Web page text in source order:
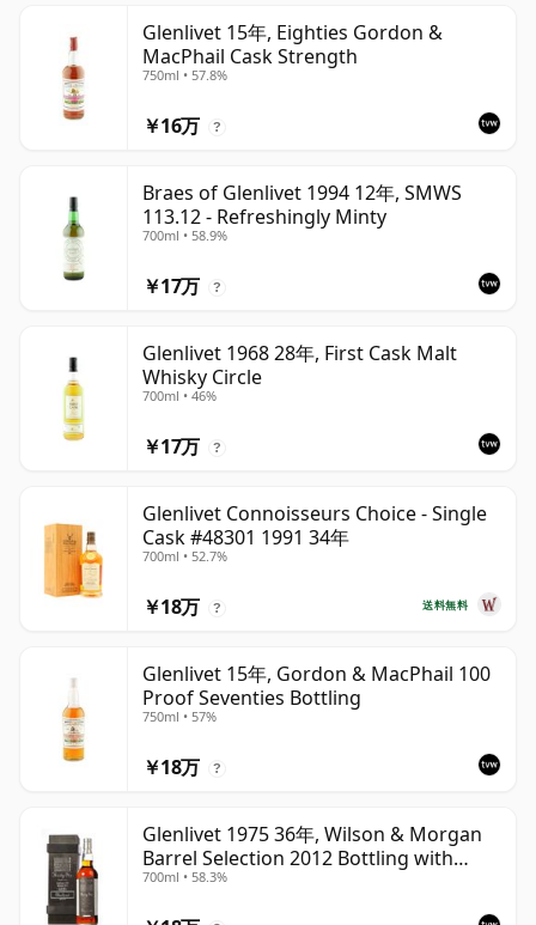
Glenlivet 15年, Eighties Gordon &
MacPhail Cask Strength
750ml • 57.8%
￥16万 ?
Braes of Glenlivet 1994 12年, SMWS
113.12 - Refreshingly Minty
700ml • 58.9%
￥17万 ?
Glenlivet 1968 28年, First Cask Malt
Whisky Circle
700ml • 46%
￥17万 ?
Glenlivet Connoisseurs Choice - Single
Cask #48301 1991 34年
700ml • 52.7%
送料無料
￥18万 ?
Glenlivet 15年, Gordon & MacPhail 100
Proof Seventies Bottling
750ml • 57%
￥18万 ?
Glenlivet 1975 36年, Wilson & Morgan
Barrel Selection 2012 Bottling with
Wooden Box
700ml • 58.3%